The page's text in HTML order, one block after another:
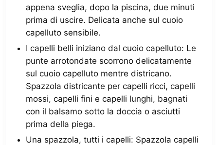
appena sveglia, dopo la piscina, due minuti
prima di uscire. Delicata anche sul cuoio
capelluto sensibile.
I capelli belli iniziano dal cuoio capelluto: Le
punte arrotondate scorrono delicatamente
sul cuoio capelluto mentre districano.
Spazzola districante per capelli ricci, capelli
mossi, capelli fini e capelli lunghi, bagnati
con il balsamo sotto la doccia o asciutti
prima della piega.
Una spazzola, tutti i capelli: Spazzola capelli